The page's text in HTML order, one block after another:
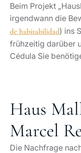
Beim Projekt
irgendwann die
de habitabilidad) ins
frühzeitig darüber
Cédula Sie
Haus
Marcel
Die Nachfrage